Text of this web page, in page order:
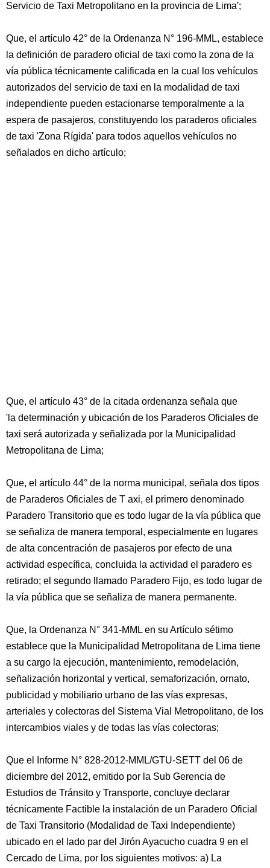
Servicio de Taxi Metropolitano en la provincia de Lima';
Que, el artículo 42° de la Ordenanza N° 196-MML, establece
la definición de paradero oficial de taxi como la zona de la
vía pública técnicamente calificada en la cual los vehículos
autorizados del servicio de taxi en la modalidad de taxi
independiente pueden estacionarse temporalmente a la
espera de pasajeros, constituyendo los paraderos oficiales
de taxi 'Zona Rígida' para todos aquellos vehículos no
señalados en dicho artículo;
Que, el artículo 43° de la citada ordenanza señala que
'la determinación y ubicación de los Paraderos Oficiales de
taxi será autorizada y señalizada por la Municipalidad
Metropolitana de Lima;
Que, el artículo 44° de la norma municipal, señala dos tipos
de Paraderos Oficiales de T axi, el primero denominado
Paradero Transitorio que es todo lugar de la vía pública que
se señaliza de manera temporal, especialmente en lugares
de alta concentración de pasajeros por efecto de una
actividad específica, concluida la actividad el paradero es
retirado; el segundo llamado Paradero Fijo, es todo lugar de
la vía pública que se señaliza de manera permanente.
Que, la Ordenanza N° 341-MML en su Artículo sétimo
establece que la Municipalidad Metropolitana de Lima tiene
a su cargo la ejecución, mantenimiento, remodelación,
señalización horizontal y vertical, semaforización, ornato,
publicidad y mobiliario urbano de las vías expresas,
arteriales y colectoras del Sistema Vial Metropolitano, de los
intercambios viales y de todas las vías colectoras;
Que el Informe N° 828-2012-MML/GTU-SETT del 06 de
diciembre del 2012, emitido por la Sub Gerencia de
Estudios de Tránsito y Transporte, concluye declarar
técnicamente Factible la instalación de un Paradero Oficial
de Taxi Transitorio (Modalidad de Taxi Independiente)
ubicado en el lado par del Jirón Ayacucho cuadra 9 en el
Cercado de Lima, por los siguientes motivos: a) La